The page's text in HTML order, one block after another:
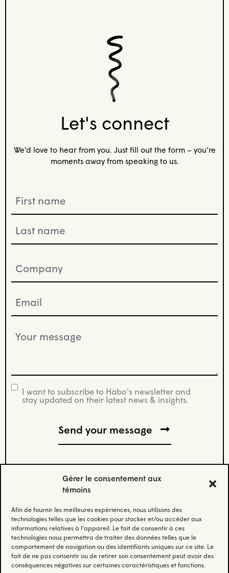
Gérer le consentement aux
témoins
Afin de fournir les meilleures expériences, nous utilisons des
technologies telles que les cookies pour stocker et/ou accéder aux
informations relatives à l'appareil. Le fait de consentir à ces
technologies nous permettra de traiter des données telles que le
comportement de navigation ou des identifiants uniques sur ce site. Le
fait de ne pas consentir ou de retirer son consentement peut avoir des
conséquences négatives sur certaines caractéristiques et fonctions.
Let's connect
We’d love to hear from you. Just fill out the form – you’re
moments away from speaking to us.
(Nécessaire)
(Nécessaire)
message
newsletter
I want to subscribe to Habo's newsletter and
stay updated on their latest news & insights.
Stay updated.
Subscribe to our newsletter and stay updated
on the latest news.